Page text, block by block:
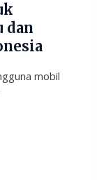
dan
mobil